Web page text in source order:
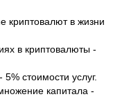
криптовалют в жизни
в криптовалюты -
стоимости услуг.
капитала -